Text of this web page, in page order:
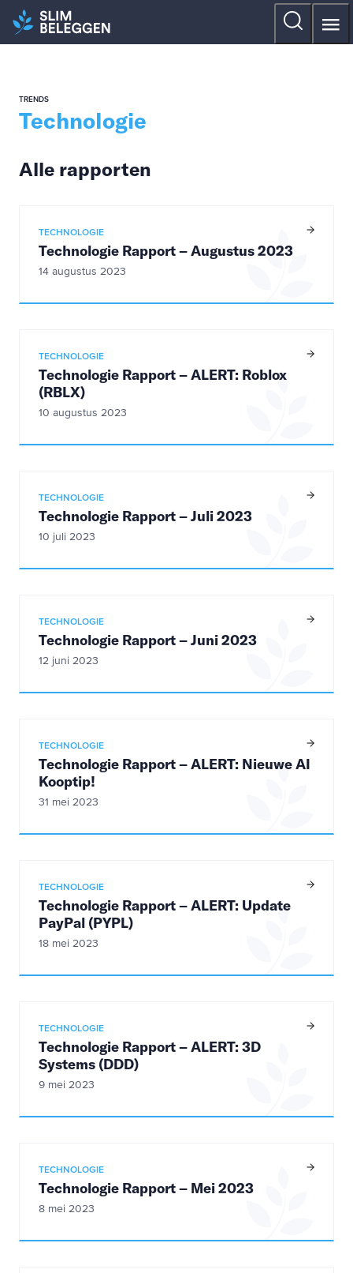
TRENDS
Technologie
Alle rapporten
TECHNOLOGIE
Technologie Rapport – Augustus 2023
14 augustus 2023
TECHNOLOGIE
Technologie Rapport – ALERT: Roblox
(RBLX)
10 augustus 2023
TECHNOLOGIE
Technologie Rapport – Juli 2023
10 juli 2023
TECHNOLOGIE
Technologie Rapport – Juni 2023
12 juni 2023
TECHNOLOGIE
Technologie Rapport – ALERT: Nieuwe AI
Kooptip!
31 mei 2023
TECHNOLOGIE
Technologie Rapport – ALERT: Update
PayPal (PYPL)
18 mei 2023
TECHNOLOGIE
Technologie Rapport – ALERT: 3D
Systems (DDD)
9 mei 2023
TECHNOLOGIE
Technologie Rapport – Mei 2023
8 mei 2023